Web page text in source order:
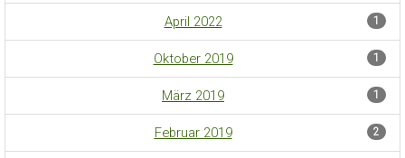
1
April 2022
1
Oktober 2019
1
März 2019
2
Februar 2019